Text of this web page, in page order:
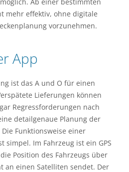
mehr effektiv, ohne digitale
vorzunehmen.
App
ist das A und O für einen
Lieferungen können
Regressforderungen nach
detailgenaue Planung der
Funktionsweise einer
simpel. Im Fahrzeug ist ein GPS
Position des Fahrzeugs über
an einen Satelliten sendet. Der